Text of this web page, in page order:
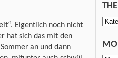
Eigentlich noch nicht
hat sich das mit den
an und dann